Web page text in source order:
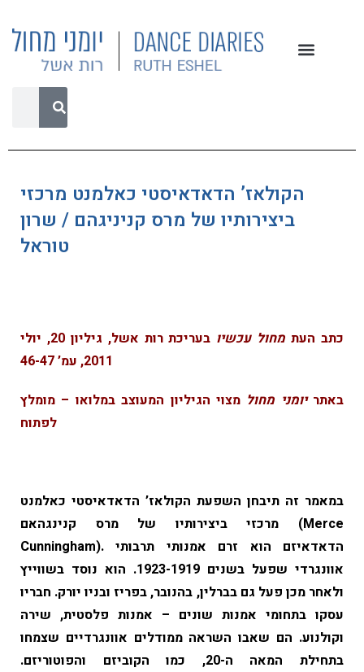
הקולאז’ הדאדאיסטי כאלמנט מרכזי
ביצירותיו של מרס קניניגהם / שרון
טוראל
כתב העת מחול עכשיו
בעריכת רות אשל, גיליון 20, יולי
2011, עמ’ 46-47
באתריומני מחול מצוי הגיליון המעוצב במלואו – מומלץ
לפתוח
במאמר זה תיבחן השפעת הקולאז’ הדאדאיסטי כאלמנט
מרכזי ביצירותיו של מרס קנינגהאם (Merce
Cunningham). הדאדאיזם הוא זרם אמנותי תרבותי
אוונגרדי שפעל בשנים 1923-1919. הוא נוסד בשווייץ
ולאחר מכן פעל גם בברלין, בהנובר, בפריז ובניו יורק. חבריו
עסקו בתחומי אמנות שונים – אמנות פלסטית, שירה
וקולנוע. הם שאבו השראה ממודלים אוונגרדיים שצמחו
בתחילת המאה ה-20, כמו הקוביזם והפוטוריזם.